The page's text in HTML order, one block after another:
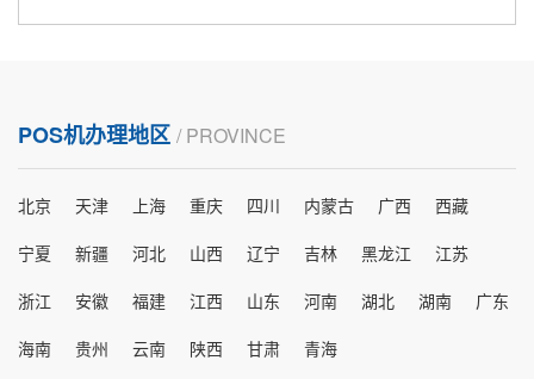
POS机办理地区 / PROVINCE
北京 天津 上海 重庆 四川 内蒙古 广西
西藏
宁夏
新疆 河北 山西 辽宁 吉林 黑龙江
江苏
浙江
安徽 福建 江西 山东 河南 湖北 湖南
广东
海南
贵州 云南 陕西 甘肃 青海